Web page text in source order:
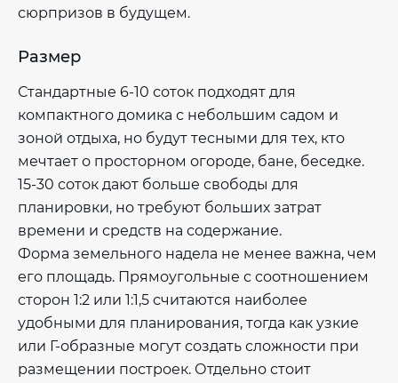
сюрпризов в будущем.
Размер
Стандартные 6-10 соток подходят для
компактного домика с небольшим садом и
зоной отдыха, но будут тесными для тех, кто
мечтает о просторном огороде, бане, беседке.
15-30 соток дают больше свободы для
планировки, но требуют больших затрат
времени и средств на содержание.
Форма земельного надела не менее важна, чем
его площадь. Прямоугольные с соотношением
сторон 1:2 или 1:1,5 считаются наиболее
удобными для планирования, тогда как узкие
или Г-образные могут создать сложности при
размещении построек. Отдельно стоит